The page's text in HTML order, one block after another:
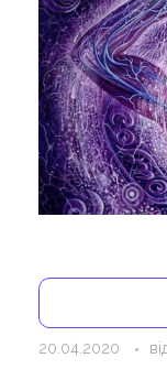
20.04.2020